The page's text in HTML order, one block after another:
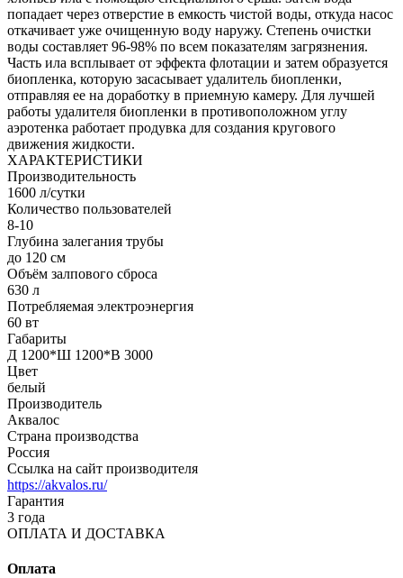
попадает через отверстие в емкость чистой воды, откуда насос
откачивает уже очищенную воду наружу. Степень очистки
воды составляет 96-98% по всем показателям загрязнения.
Часть ила всплывает от эффекта флотации и затем образуется
биопленка, которую засасывает удалитель биопленки,
отправляя ее на доработку в приемную камеру. Для лучшей
работы удалителя биопленки в противоположном углу
аэротенка работает продувка для создания кругового
движения жидкости.
ХАРАКТЕРИСТИКИ
Производительность
1600 л/сутки
Количество пользователей
8-10
Глубина залегания трубы
до 120 см
Объём залпового сброса
630 л
Потребляемая электроэнергия
60 вт
Габариты
Д 1200*Ш 1200*В 3000
Цвет
белый
Производитель
Аквалос
Страна производства
Россия
Ссылка на сайт производителя
https://akvalos.ru/
Гарантия
3 года
ОПЛАТА И ДОСТАВКА
Оплата